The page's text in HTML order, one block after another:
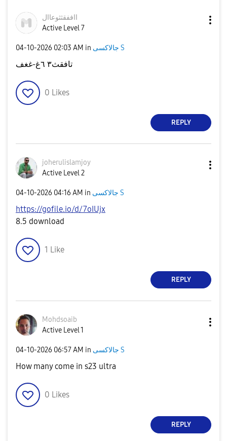
ااففقثثوعاال
Active Level 7
‎04-10-2026 02:03 AM in جالاكسى S
تافقث٣ ٦غ-غغف
0 Likes
REPLY
joherulislamjoy
Active Level 2
‎04-10-2026 04:16 AM in جالاكسى S
https://gofile.io/d/7oIUjx
8.5 download
1 Like
REPLY
Mohdsoaib
Active Level 1
‎04-10-2026 06:57 AM in جالاكسى S
How many come in s23 ultra
0 Likes
REPLY